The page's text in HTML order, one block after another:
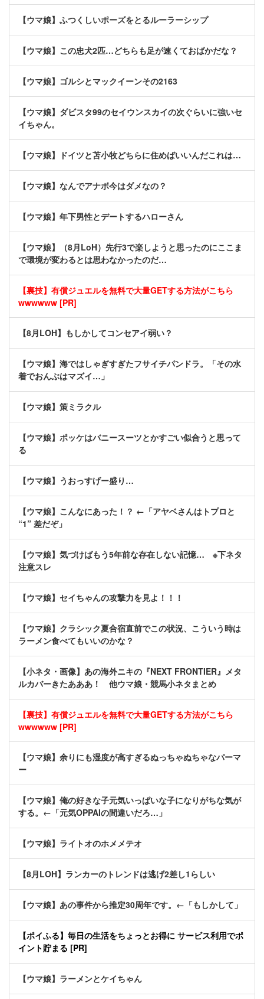
【ウマ娘】ふつくしいポーズをとるルーラーシップ
【ウマ娘】この忠犬2匹…どちらも足が速くておばかだな？
【ウマ娘】ゴルシとマックイーンその2163
【ウマ娘】ダビスタ99のセイウンスカイの次ぐらいに強いセ
イちゃん。
【ウマ娘】ドイツと苫小牧どちらに住めばいいんだこれは…
【ウマ娘】なんでアナボ今はダメなの？
【ウマ娘】年下男性とデートするハローさん
【ウマ娘】（8月LoH）先行3で楽しようと思ったのにここま
で環境が変わるとは思わなかったのだ…
【裏技】有償ジュエルを無料で大量GETする方法がこちら
wwwwww [PR]
【8月LOH】もしかしてコンセアイ弱い？
【ウマ娘】海ではしゃぎすぎたフサイチパンドラ。「その水
着でおんぶはマズイ…」
【ウマ娘】策ミラクル
【ウマ娘】ポッケはバニースーツとかすごい似合うと思って
る
【ウマ娘】うおっすげー盛り…
【ウマ娘】こんなにあった！？ ←「アヤベさんはトプロと
“1” 差だぞ」
【ウマ娘】気づけばもう5年前な存在しない記憶… ※下ネタ
注意スレ
【ウマ娘】セイちゃんの攻撃力を見よ！！！
【ウマ娘】クラシック夏合宿直前でこの状況、こういう時は
ラーメン食べてもいいのかな？
【小ネタ・画像】あの海外ニキの『NEXT FRONTIER』メタ
ルカバーきたあああ！ 他ウマ娘・競馬小ネタまとめ
【裏技】有償ジュエルを無料で大量GETする方法がこちら
wwwwww [PR]
【ウマ娘】余りにも湿度が高すぎるぬっちゃぬちゃなパーマ
ー
【ウマ娘】俺の好きな子元気いっぱいな子になりがちな気が
する。←「元気OPPAIの間違いだろ…」
【ウマ娘】ライトオのホメメテオ
【8月LOH】ランカーのトレンドは逃げ2差し1らしい
【ウマ娘】あの事件から推定30周年です。←「もしかして」
【ポイふる】毎日の生活をちょっとお得に サービス利用でポ
イント貯まる [PR]
【ウマ娘】ラーメンとケイちゃん